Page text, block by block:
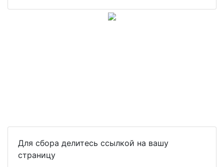
Для сбора делитесь ссылкой на вашу
страницу